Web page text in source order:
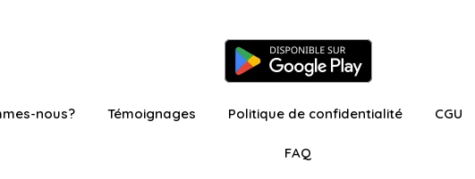
nous? Témoignages Politique de confidentialité CGU
FAQ